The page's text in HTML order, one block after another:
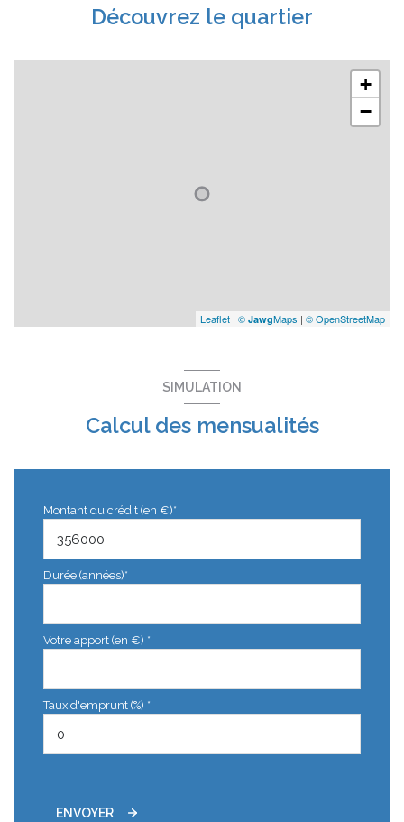
Découvrez le quartier
+
−
Leaflet | © JawgMaps | © OpenStreetMap
SIMULATION
Calcul des mensualités
Montant du crédit (en €)*
Durée (années)*
Votre apport (en €) *
Taux d'emprunt (%) *
ENVOYER